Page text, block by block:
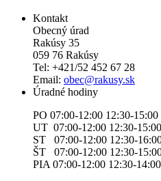
Kontakt
Obecný úrad
Rakúsy 35
059 76 Rakúsy
Tel: +421/52 452 67 28
Email: obec@rakusy.sk
Úradné hodiny
PO 07:00-12:00 12:30-15:00
UT 07:00-12:00 12:30-15:00
ST 07:00-12:00 12:30-
ŠT 07:00-12:00 12:30-
PIA 07:00-12:00 12:30-14:00